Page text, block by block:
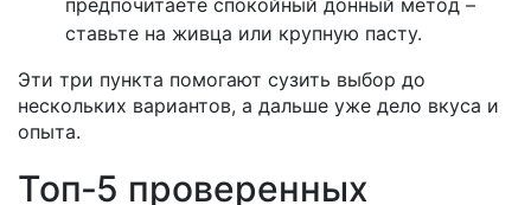
предпочитаете спокойный донный метод –
ставьте на живца или крупную пасту.
Эти три пункта помогают сузить выбор до
нескольких вариантов, а дальше уже дело вкуса и
опыта.
Топ‑5 проверенных